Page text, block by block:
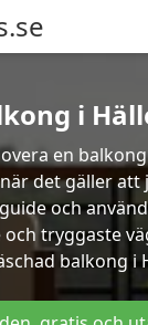
i
en
det gäller att
och
tryggaste
balkong i